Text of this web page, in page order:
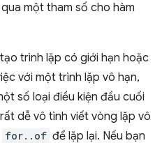
một tham số cho hàm
trình lặp có giới hạn hoặc
với một trình lặp vô hạn,
số loại điều kiện đầu cuối
dễ vô tình viết vòng lặp vô
for..of để lặp lại. Nếu bạn